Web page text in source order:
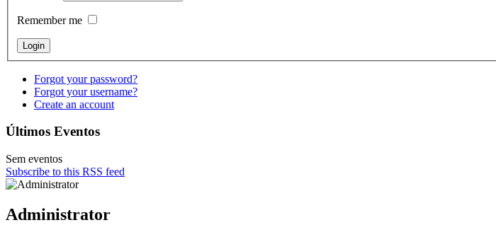
Remember me
Forgot your password?
Forgot your username?
Create an account
Últimos Eventos
Sem eventos
Subscribe to this RSS feed
Administrator